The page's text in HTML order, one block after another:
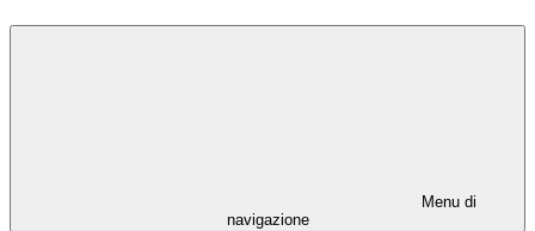
Menu di
navigazione